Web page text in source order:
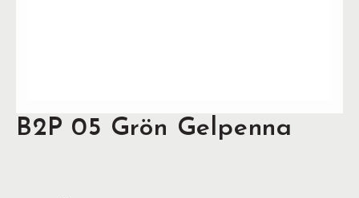
B2P 05 Grön Gelpenna